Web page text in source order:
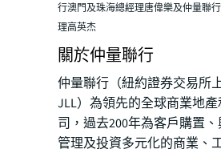
行澳門及珠海總經理唐偉樂及仲量聯
理高英杰
關於仲量聯行
仲量聯行（紐約證券交易所
JLL）為領先的全球商業地
司，過去200年為客戶購置、
管理及投資多元化的商業、